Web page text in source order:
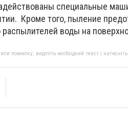
специальные
Кроме того, пыление
воды на
помилку, виділіть необхідний текст і